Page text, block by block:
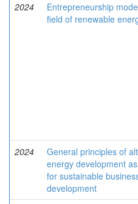
2024
Entrepreneurship
field of renewable
2024
General principles of
energy development
for sustainable
development